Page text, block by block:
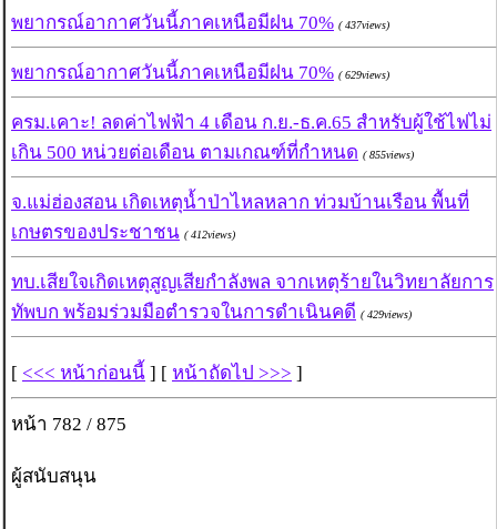
พยากรณ์อากาศวันนี้ภาคเหนือมีฝน 70% ( 437views)
พยากรณ์อากาศวันนี้ภาคเหนือมีฝน 70% ( 629views)
ครม.เคาะ! ลดค่าไฟฟ้า 4 เดือน ก.ย.-ธ.ค.65 สำหรับผู้ใช้ไฟไม่
เกิน 500 หน่วยต่อเดือน ตามเกณฑ์ที่กำหนด ( 855views)
จ.แม่ฮ่องสอน เกิดเหตุน้ำป่าไหลหลาก ท่วมบ้านเรือน พื้นที่
เกษตรของประชาชน ( 412views)
ทบ.เสียใจเกิดเหตุสูญเสียกำลังพล จากเหตุร้ายในวิทยาลัยการ
ทัพบก พร้อมร่วมมือตำรวจในการดำเนินคดี ( 429views)
[ <<< หน้าก่อนนี้ ] [ หน้าถัดไป >>> ]
หน้า 782 / 875
ผู้สนับสนุน